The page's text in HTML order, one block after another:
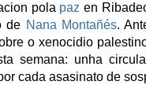
pola paz en
de Nana Montañés.
o xenocidio
semana: unha
cada asasinato de